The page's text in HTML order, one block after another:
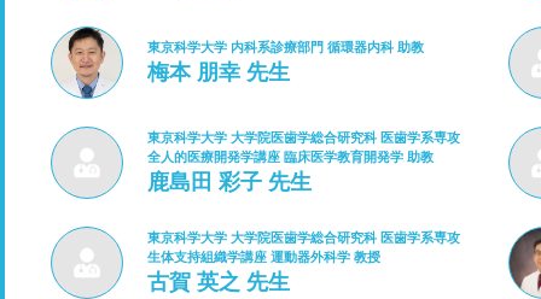
東京科学大学 内科系診療部門 循環器内科 助教
梅本 朋幸 先生
東京科学大学 大学院医歯学総合研究科 医歯学系専攻
全人的医療開発学講座 臨床医学教育開発学 助教
鹿島田 彩子 先生
東京科学大学 大学院医歯学総合研究科 医歯学系専攻
生体支持組織学講座 運動器外科学 教授
古賀 英之 先生